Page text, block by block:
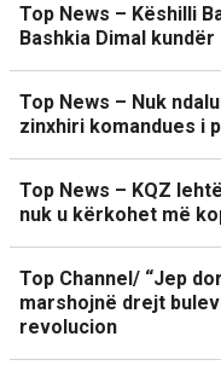
Top News – Këshilli
Bashkia Dimal
Top News – Nuk
zinxhiri komandues i
Top News – KQZ
nuk u kërkohet më
Top Channel/ “Jep
marshojnë drejt
revolucion